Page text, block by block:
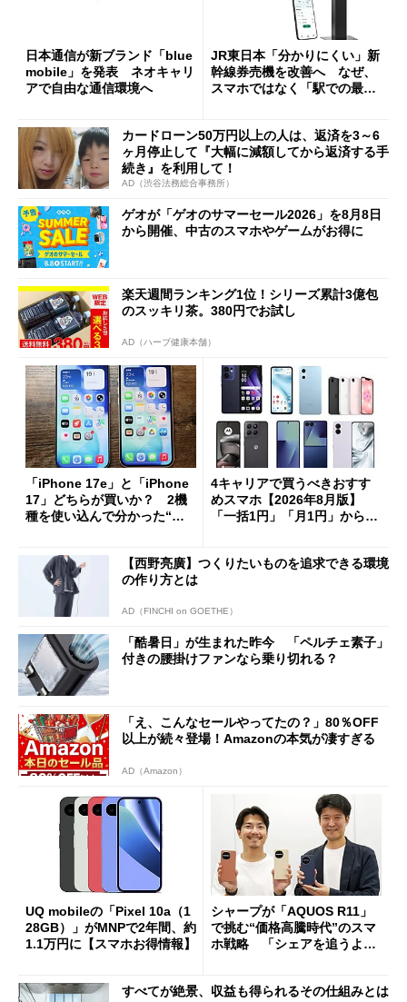
日本通信が新ブランド「blue
mobile」を発表 ネオキャリ
アで自由な通信環境へ
JR東日本「分かりにくい」新
幹線券売機を改善へ なぜ、
スマホではなく「駅での最短
カードローン50万円以上の人は、返済を3～6
ヶ月停止して『大幅に減額してから返済する手
続き』を利用して！
AD（渋谷法務総合事務所）
ゲオが「ゲオのサマーセール2026」を8月8日
から開催、中古のスマホやゲームがお得に
楽天週間ランキング1位！シリーズ累計3億包
のスッキリ茶。380円でお試し
AD（ハーブ健康本舗）
「iPhone 17e」と「iPhone
17」どちらが買いか？ 2機
種を使い込んで分かった“ス
4キャリアで買うべきおすす
めスマホ【2026年8月版】
「一括1円」「月1円」からお
【西野亮廣】つくりたいものを追求できる環境
の作り方とは
AD（FINCHI on GOETHE）
「酷暑日」が生まれた昨今 「ペルチェ素子」
付きの腰掛けファンなら乗り切れる？
「え、こんなセールやってたの？」80％OFF
以上が続々登場！Amazonの本気が凄すぎる
AD（Amazon）
UQ mobileの「Pixel 10a（1
28GB）」がMNPで2年間、約
1.1万円に【スマホお得情報】
シャープが「AQUOS R11」
で挑む“価格高騰時代”のスマ
ホ戦略 「シェアを追うより
すべてが絶景、収益も得られるその仕組みとは